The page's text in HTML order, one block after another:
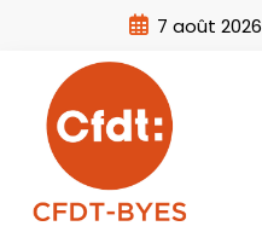
7 août 2026